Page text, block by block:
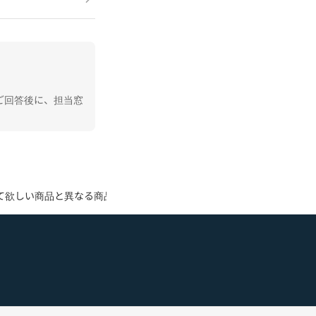
答後に、担当窓
欲しい商品と異なる商品を決済してしまいました。